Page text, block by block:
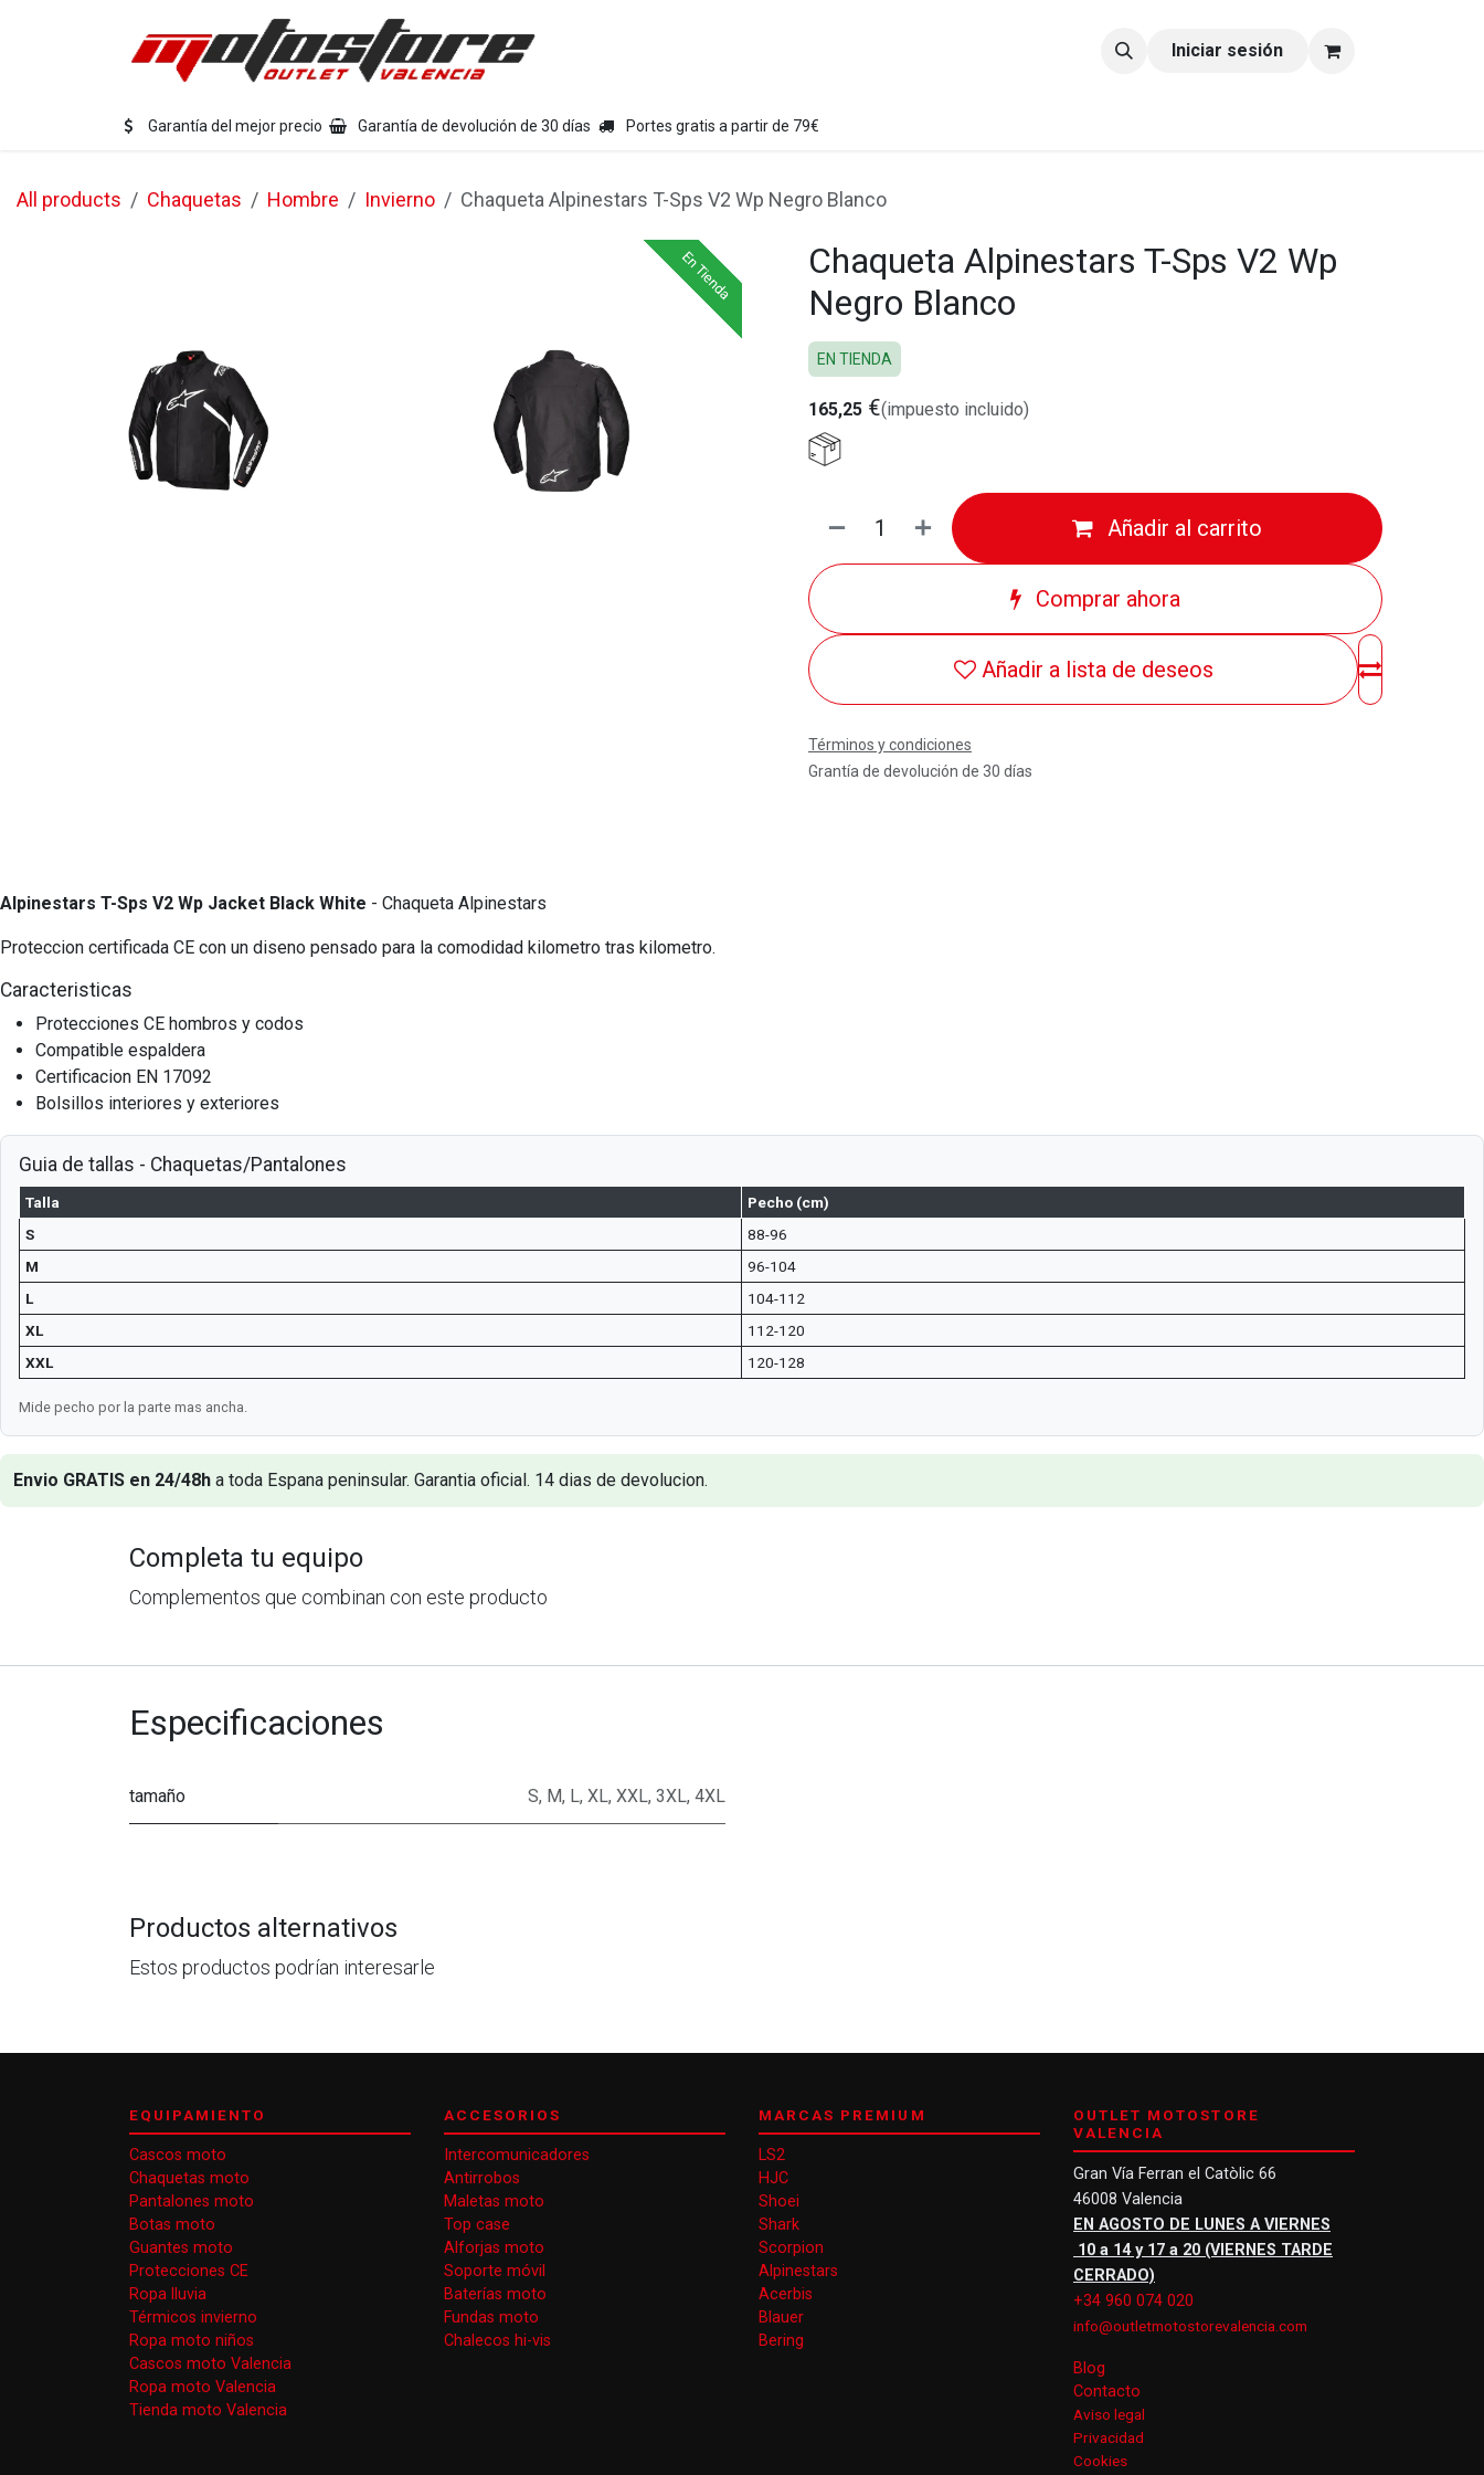
Equipamiento moto Iniciar sesión
Garantía del mejor precio Garantía de devolución de 30 días Portes gratis a partir de 79€
All products Chaquetas Hombre Invierno Chaqueta Alpinestars T-Sps V2 Wp Negro Blanco
En Tienda
En Tienda
En Tienda
Chaqueta Alpinestars T-Sps V2 Wp
Negro Blanco
EN TIENDA
165,25 €(impuesto incluido)
Añadir al carrito
Comprar ahora
Añadir a lista de deseos
Términos y condiciones
Grantía de devolución de 30 días
Alpinestars T-Sps V2 Wp Jacket Black White - Chaqueta Alpinestars
Proteccion certificada CE con un diseno pensado para la comodidad kilometro tras kilometro.
Caracteristicas
Protecciones CE hombros y codos
Compatible espaldera
Certificacion EN 17092
Bolsillos interiores y exteriores
Guia de tallas - Chaquetas/Pantalones
Talla
Pecho (cm)
S
88-96
M
96-104
L
104-112
XL
112-120
XXL
120-128
Mide pecho por la parte mas ancha.
Envio GRATIS en 24/48h a toda Espana peninsular. Garantia oficial. 14 dias de devolucion.
Completa tu equipo
Complementos que combinan con este producto
Especificaciones
tamaño S, M, L, XL, XXL, 3XL, 4XL
Productos alternativos
Estos productos podrían interesarle
EQUIPAMIENTO
Cascos moto
Chaquetas moto
Pantalones moto
Botas moto
Guantes moto
Protecciones CE
Ropa lluvia
Térmicos invierno
Ropa moto niños
Cascos moto Valencia
Ropa moto Valencia
Tienda moto Valencia
ACCESORIOS
Intercomunicadores
Antirrobos
Maletas moto
Top case
Alforjas moto
Soporte móvil
Baterías moto
Fundas moto
Chalecos hi-vis
MARCAS PREMIUM
LS2
HJC
Shoei
Shark
Scorpion
Alpinestars
Acerbis
Blauer
Bering
OUTLET MOTOSTORE
VALENCIA
Gran Vía Ferran el Catòlic 66
46008 Valencia
EN AGOSTO DE LUNES A VIERNES
10 a 14 y 17 a 20 (VIERNES TARDE
CERRADO)
+34 960 074 020
info@outletmotostorevalencia.com
Blog
Contacto
Aviso legal
Privacidad
Cookies